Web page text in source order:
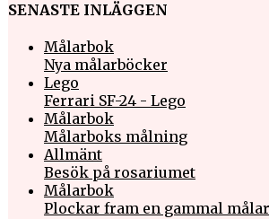
SENASTE INLÄGGEN
Målarbok
Nya målarböcker
Lego
Ferrari SF-24 - Lego
Målarbok
Målarboks målning
Allmänt
Besök på rosariumet
Målarbok
Plockar fram en gammal